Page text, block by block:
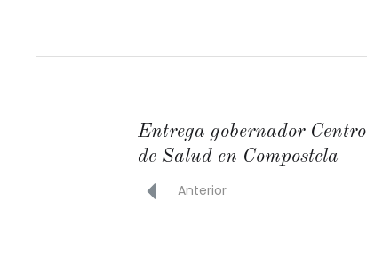
Entrega gobernador Centro
de Salud en Compostela
Anterior